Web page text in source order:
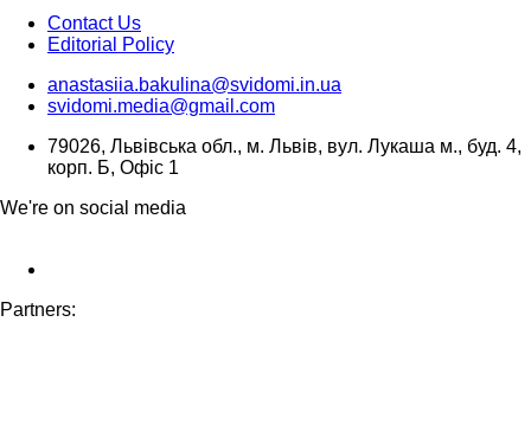
Contact Us
Editorial Policy
anastasiia.bakulina@svidomi.in.ua
svidomi.media@gmail.com
79026, Львівська обл., м. Львів, вул. Лукаша м., буд. 4,
корп. Б, Офіс 1
We're on social media
Partners: